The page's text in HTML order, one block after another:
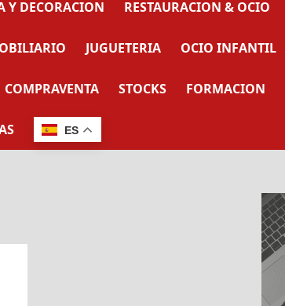
Y DECORACION RESTAURACION & OCIO
JUGUETERIA OCIO INFANTIL
COMPRAVENTA STOCKS FORMACION
ES